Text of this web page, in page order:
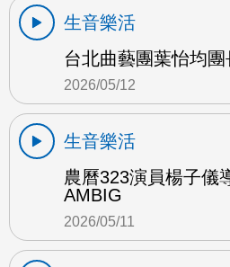
生音樂活
台北曲藝團葉怡均團
2026/05/12
生音樂活
農曆323演員楊子儀
AMBIG
2026/05/11